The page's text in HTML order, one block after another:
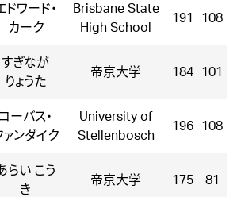
ドワード・
カーク
Brisbane State
High School
191 108
すぎなが
りょうた
帝京大学 184 101
コーバス・
ァンダイク
University of
Stellenbosch
196 108
らい こう
き
帝京大学 175 81